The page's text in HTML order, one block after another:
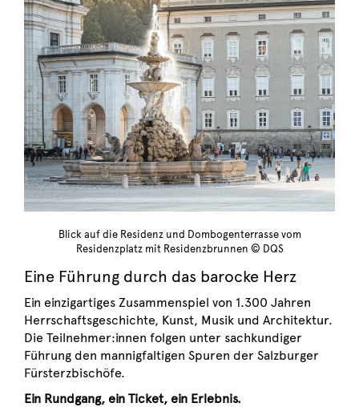
Blick auf die Residenz und Dombogenterrasse vom
Residenzplatz mit Residenzbrunnen © DQS
Eine Führung durch das barocke Herz
Ein einzigartiges Zusammenspiel von 1.300 Jahren
Herrschaftsgeschichte, Kunst, Musik und Architektur.
Die Teilnehmer:innen folgen unter sachkundiger
Führung den mannigfaltigen Spuren der Salzburger
Fürsterzbischöfe.
Ein Rundgang, ein Ticket, ein Erlebnis.